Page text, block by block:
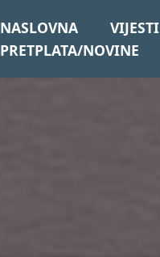
NASLOVNA VIJESTI
PRETPLATA/NOVINE